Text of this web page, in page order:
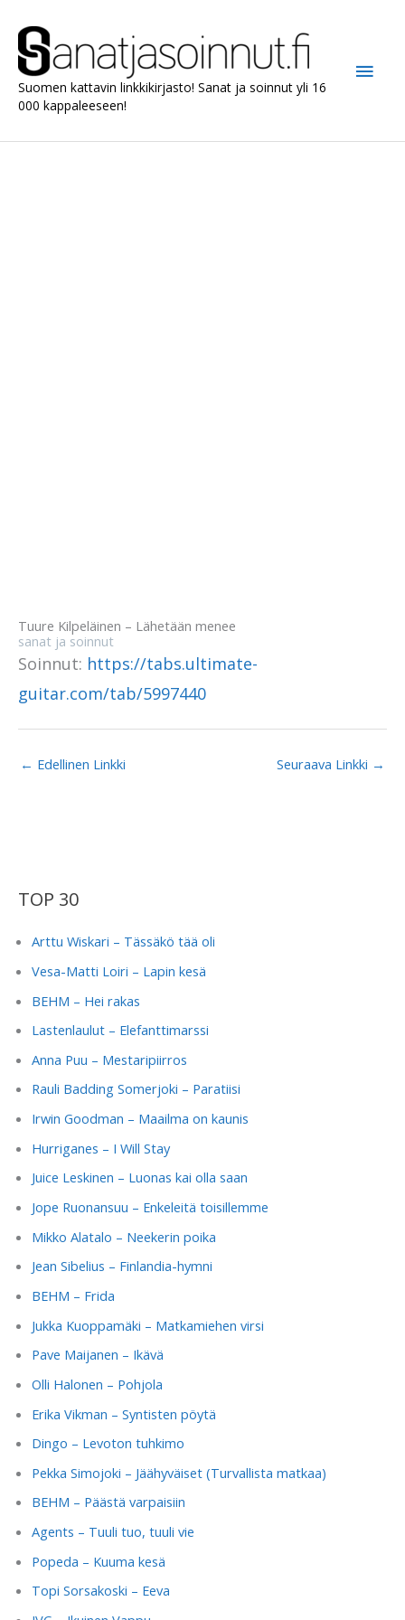
sisältöön
Suomen kattavin linkkikirjasto! Sanat ja soinnut yli 16
000 kappaleeseen!
Tuure Kilpeläinen – Lähetään menee
sanat ja soinnut
Soinnut: https://tabs.ultimate-
guitar.com/tab/5997440
← Edellinen Linkki Seuraava Linkki →
TOP 30
Arttu Wiskari – Tässäkö tää oli
Vesa-Matti Loiri – Lapin kesä
BEHM – Hei rakas
Lastenlaulut – Elefanttimarssi
Anna Puu – Mestaripiirros
Rauli Badding Somerjoki – Paratiisi
Irwin Goodman – Maailma on kaunis
Hurriganes – I Will Stay
Juice Leskinen – Luonas kai olla saan
Jope Ruonansuu – Enkeleitä toisillemme
Mikko Alatalo – Neekerin poika
Jean Sibelius – Finlandia-hymni
BEHM – Frida
Jukka Kuoppamäki – Matkamiehen virsi
Pave Maijanen – Ikävä
Olli Halonen – Pohjola
Erika Vikman – Syntisten pöytä
Dingo – Levoton tuhkimo
Pekka Simojoki – Jäähyväiset (Turvallista matkaa)
BEHM – Päästä varpaisiin
Agents – Tuuli tuo, tuuli vie
Popeda – Kuuma kesä
Topi Sorsakoski – Eeva